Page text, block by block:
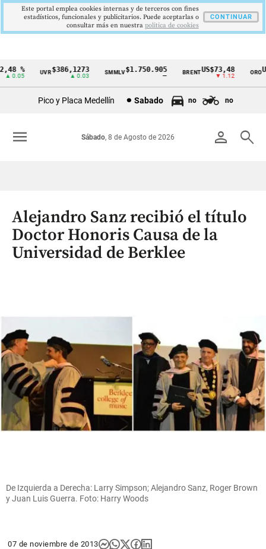
Cintillo
Colombia
%
0.05
UVR$386,1273
▲ 0.03
SMMLV$1.750.905 BRENTUS$73,48
▼ 1.12
ORO
Pico y Placa Medellín Sabado no no
person search
Sábado, 8 de Agosto de 2026
menu
Alejandro Sanz recibió el título
Doctor Honoris Causa de la
Universidad de Berklee
De Izquierda a Derecha: Larry Simpson; Alejandro Sanz, Roger Brown
y Juan Luis Guerra. Foto: Harry Woods
07 de noviembre de 2013
Este portal emplea cookies internas y de terceros con fines
estadísticos, funcionales y publicitarios. Puede aceptarlas o
consultar más en nuestra politica de cookies
CONTINUAR